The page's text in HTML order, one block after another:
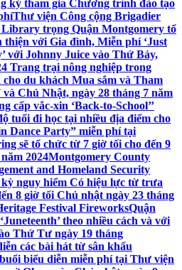
ký tham gia Chương trình đào tạo
Thư viện Công cộng Brigadier
Library trọng Quận Montgomery tổ
với Gia đình, Miễn phí ‘Just
với Johnny Juice vào Thứ Bảy,
Trang trại nông nghiệp trong
du khách Mua sắm và Tham
Chủ Nhật, ngày 28 tháng 7 năm
cấp vắc-xin ‘Back-to-School’’
tuổi đi học tại nhiều địa điểm cho
Dance Party” miễn phí tại
sẽ tổ chức từ 7 giờ tối cho đến 9
2024Montgomery County
and Homeland Security
nguy hiểm Có hiệu lực từ trưa
8 giờ tối Chủ nhật ngày 23 tháng
Festival FireworksQuận
theo nhiều cách và với
Thứ Tư ngày 19 tháng
các bài hát từ sân khấu
biểu diễn miễn phí tại Thư viện